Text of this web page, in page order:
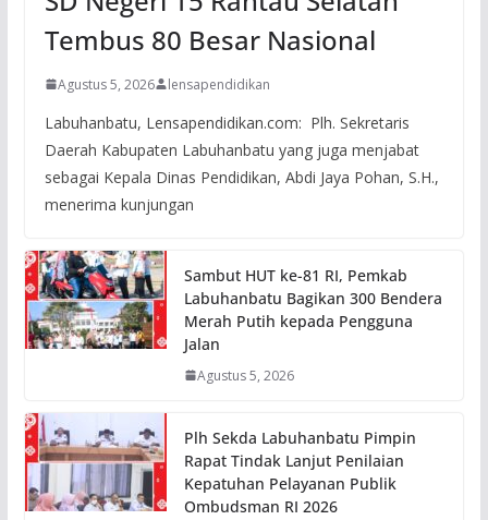
Tembus 80 Besar Nasional
Agustus 5, 2026 lensapendidikan
Labuhanbatu, Lensapendidikan.com: Plh. Sekretaris
Daerah Kabupaten Labuhanbatu yang juga menjabat
sebagai Kepala Dinas Pendidikan, Abdi Jaya Pohan, S.H.,
menerima kunjungan
Sambut HUT ke-81 RI, Pemkab
Labuhanbatu Bagikan 300 Bendera
Merah Putih kepada Pengguna
Jalan
Agustus 5, 2026
Plh Sekda Labuhanbatu Pimpin
Rapat Tindak Lanjut Penilaian
Kepatuhan Pelayanan Publik
Ombudsman RI 2026